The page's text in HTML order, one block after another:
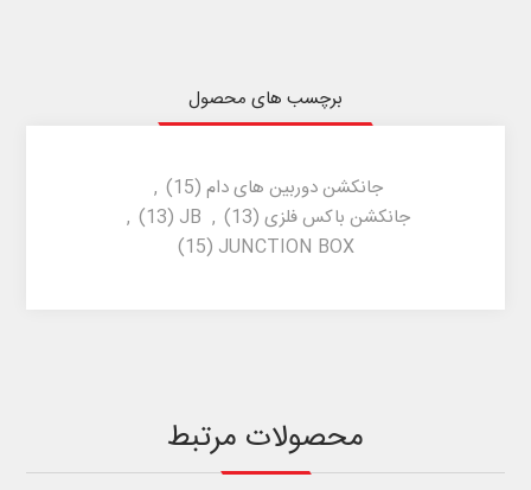
برچسب های محصول
جانکشن دوربین های دام (15)
,
جانکشن باکس فلزی (13)
,
JB
(13)
,
JUNCTION BOX
(15)
محصولات مرتبط